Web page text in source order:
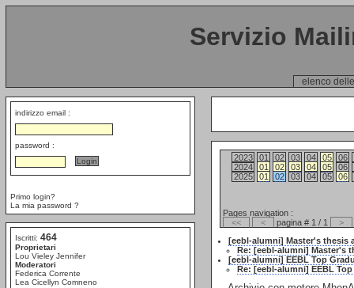
Servizio
elenco
indirizzo email :
password :
Primo login?
La mia password ?
Iscritti: 464
Proprietari
Lou Vieley Jennifer
Moderatori
Federica Corrente
Lea Cicellyn Comneno
2023 01 02 03 04 05
06
2024
01 02 03 04 05
06
2025
01 02 03 04 05 06
Pages navigation :
<<
< pagina # 1 / 1
>
[eebl-alumni] Master's thesis
Re: [eebl-alumni] Master's
[eebl-alumni] EEBL Top
Re: [eebl-alumni] EEBL